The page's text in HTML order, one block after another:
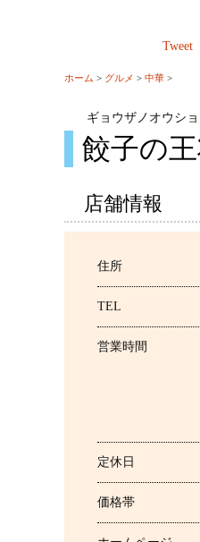
Tweet
ホーム > グルメ > 中華 >
ギョウザノオウシ
餃子の
店舗情報
住所
TEL
営業時間
定休日
価格帯